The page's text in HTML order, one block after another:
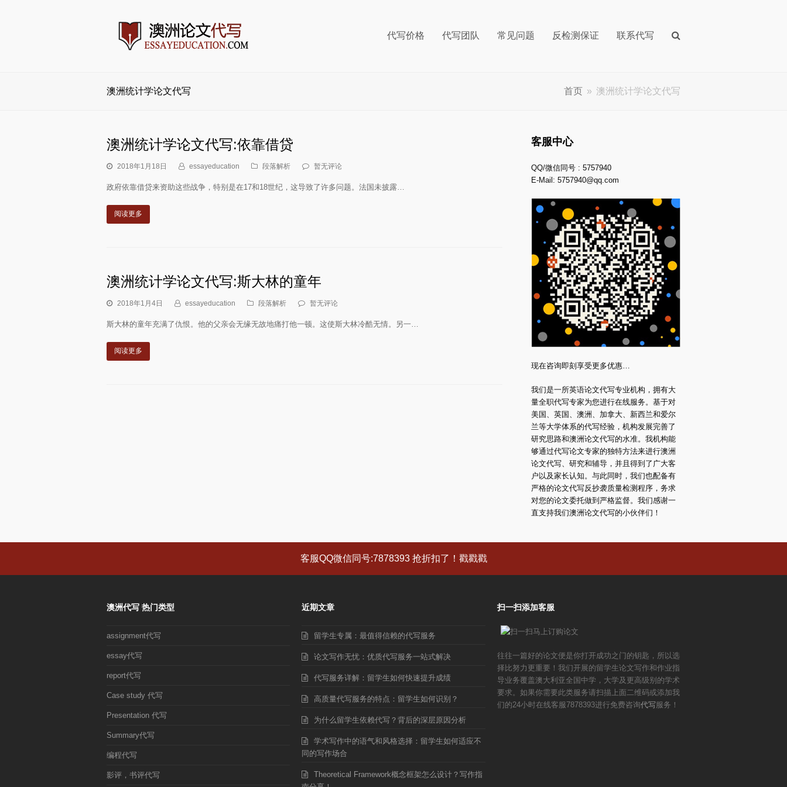
代写价格 代写团队 常见问题 反检测保证 联系代写
澳洲统计学论文代写 首页 » 澳洲统计学论文代写
澳洲统计学论文代写:依靠借贷
2018年1月18日 essayeducation 段落解析 暂无评论
政府依靠借贷来资助这些战争，特别是在17和18世纪，这导致了许多问题。法国未披露…
阅读更多
澳洲统计学论文代写:斯大林的童年
2018年1月4日 essayeducation 段落解析 暂无评论
斯大林的童年充满了仇恨。他的父亲会无缘无故地痛打他一顿。这使斯大林冷酷无情。另一…
阅读更多
客服中心
QQ/微信同号 : 5757940
E-Mail:5757940@qq.com
现在咨询即刻享受更多优惠…
我们是一所英语论文代写专业机构，拥有大
量全职代写专家为您进行在线服务。基于对
美国、英国、澳洲、加拿大、新西兰和爱尔
兰等大学体系的代写经验，机构发展完善了
研究思路和澳洲论文代写的水准。我机构能
够通过代写论文专家的独特方法来进行澳洲
论文代写、研究和辅导，并且得到了广大客
户以及家长认知。与此同时，我们也配备有
严格的论文代写反抄袭质量检测程序，务求
对您的论文委托做到严格监督。我们感谢一
直支持我们澳洲论文代写的小伙伴们！
客服QQ微信同号:7878393 抢折扣了！戳戳戳
澳洲代写 热门类型
assignment代写
essay代写
report代写
Case study 代写
Presentation 代写
Summary代写
编程代写
影评，书评代写
近期文章
留学生专属：最值得信赖的代写服务
论文写作无忧：优质代写服务一站式解决
代写服务详解：留学生如何快速提升成绩
高质量代写服务的特点：留学生如何识别？
为什么留学生依赖代写？背后的深层原因分析
学术写作中的语气和风格选择：留学生如何适应不
同的写作场合
Theoretical Framework概念框架怎么设计？写作指
扫一扫添加客服
往往一篇好的论文便是你打开成功之门的钥匙，所以选
择比努力更重要！我们开展的留学生论文写作和作业指
导业务覆盖澳大利亚全国中学，大学及更高级别的学术
要求。如果你需要此类服务请扫描上面二维码或添加我
们的24小时在线客服7878393进行免费咨询代写 服务！